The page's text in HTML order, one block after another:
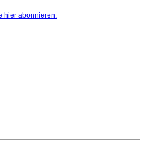
Stefan Veselka
Chefdirigent Risto Joost
hier abonnieren.